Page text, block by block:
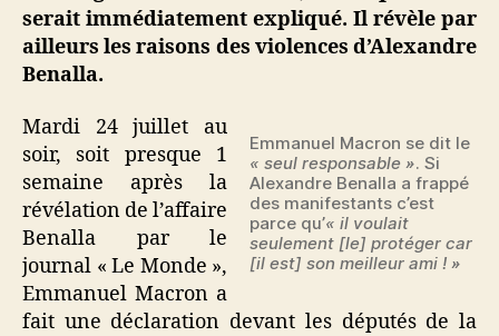
d’Alexandre
Benalla
serait immédiatement expliqué. Il révèle par
ailleurs les raisons des violences d’Alexandre
Benalla.
Emmanuel Macron se dit le
« seul responsable ». Si
Alexandre Benalla a frappé
des manifestants c’est
parce qu’« il voulait
seulement [le] protéger car
[il est] son meilleur ami ! »
Mardi 24 juillet au
soir, soit presque 1
semaine après la
révélation de l’affaire
Benalla par le
journal « Le Monde »,
Emmanuel Macron a
fait une déclaration devant les députés de la